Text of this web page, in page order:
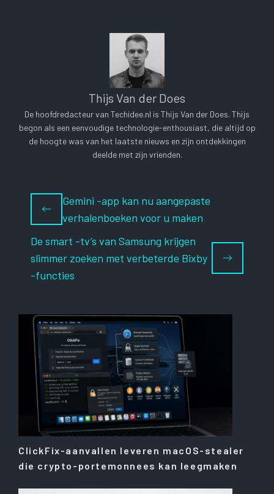
Thijs Van der Does
De hoofdredacteur van Techidee.nl is Thijs Van der Does. Thijs
begon als een eenvoudige technologie-enthousiast, die altijd op
de hoogte was van het laatste nieuws en zijn ontdekkingen
deelde met zijn vrienden.
Gemini -app kan nu aangepaste
verhalenboeken voor u maken
De smart -tv’s van Samsung krijgen
slimmer zoeken met verbeterde Bixby
-functies
ClickFix-aanvallen leveren macOS-stealer
die crypto-portemonnees kan leegmaken